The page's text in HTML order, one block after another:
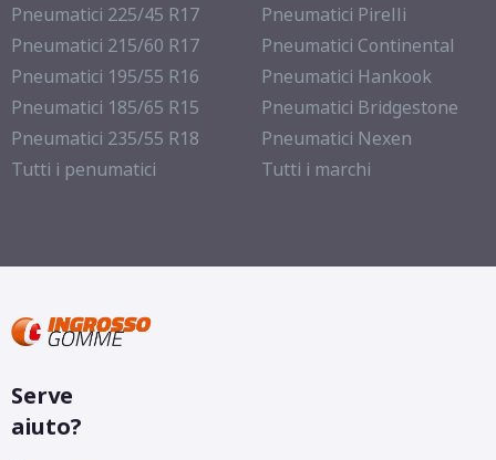
Pneumatici 225/45 R17
Pneumatici 215/60 R17
Pneumatici 195/55 R16
Pneumatici 185/65 R15
Pneumatici 235/55 R18
Tutti i penumatici
Pneumatici Pirelli
Pneumatici Continental
Pneumatici Hankook
Pneumatici Bridgestone
Pneumatici Nexen
Tutti i marchi
Serve
aiuto?